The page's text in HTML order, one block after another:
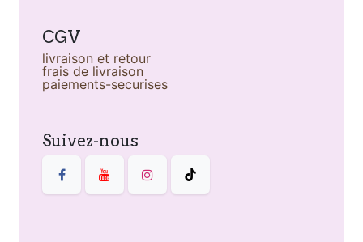
CGV
livraison et retour
frais de livraison
paiements-securises
Suivez-nous